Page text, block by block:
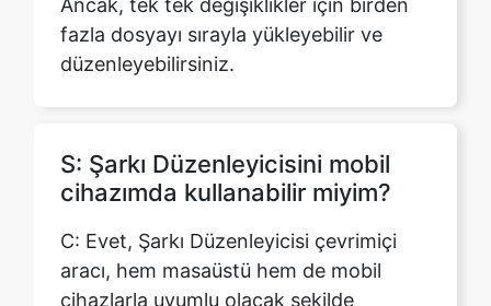
S: Şarkı Düzenleyicisini mobil
aracı, hem masaüstü hem de mobil
cihazlarla uyumlu olacak şekilde
tasarlanmıştır ve çeşitli platformlarda
rahatça erişmenize ve kullanmanıza
olanak tanır.